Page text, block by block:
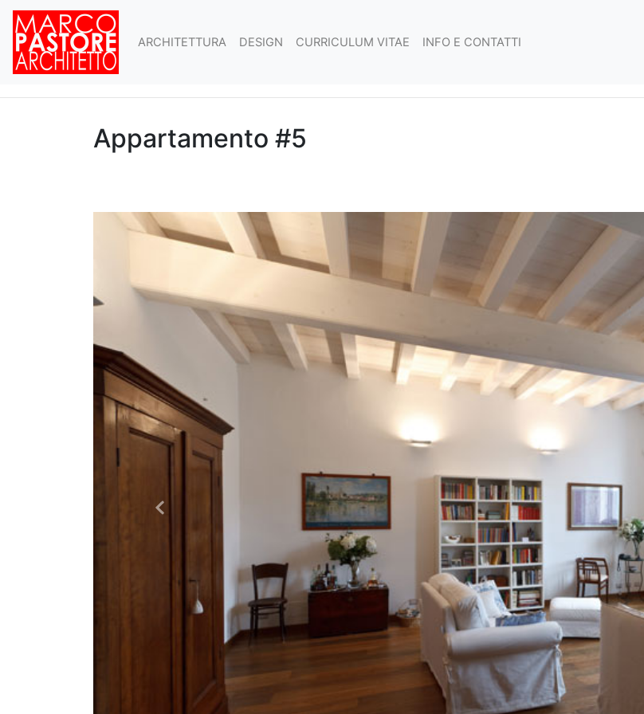
ARCHITETTURA DESIGN CURRICULUM VITAE INFO E CONTATTI
Appartamento #5
Precedente